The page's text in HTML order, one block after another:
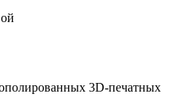
3D-печатных